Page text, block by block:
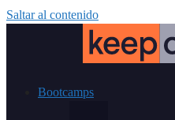
Saltar al contenido
Bootcamps